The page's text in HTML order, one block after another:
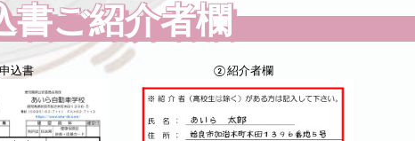
書ご紹介者欄
込書 ②紹介者欄